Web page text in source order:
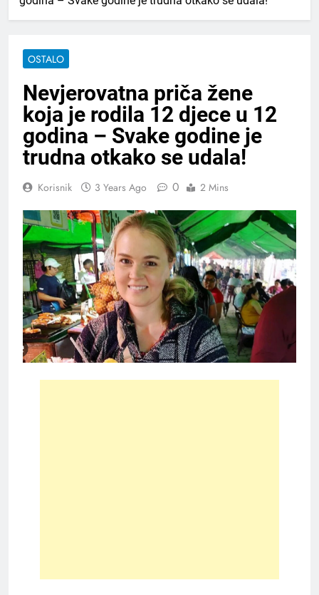
OSTALO
Nevjerovatna priča žene
koja je rodila 12 djece u 12
godina – Svake godine je
trudna otkako se udala!
Korisnik 3 Years Ago 0 2 Mins